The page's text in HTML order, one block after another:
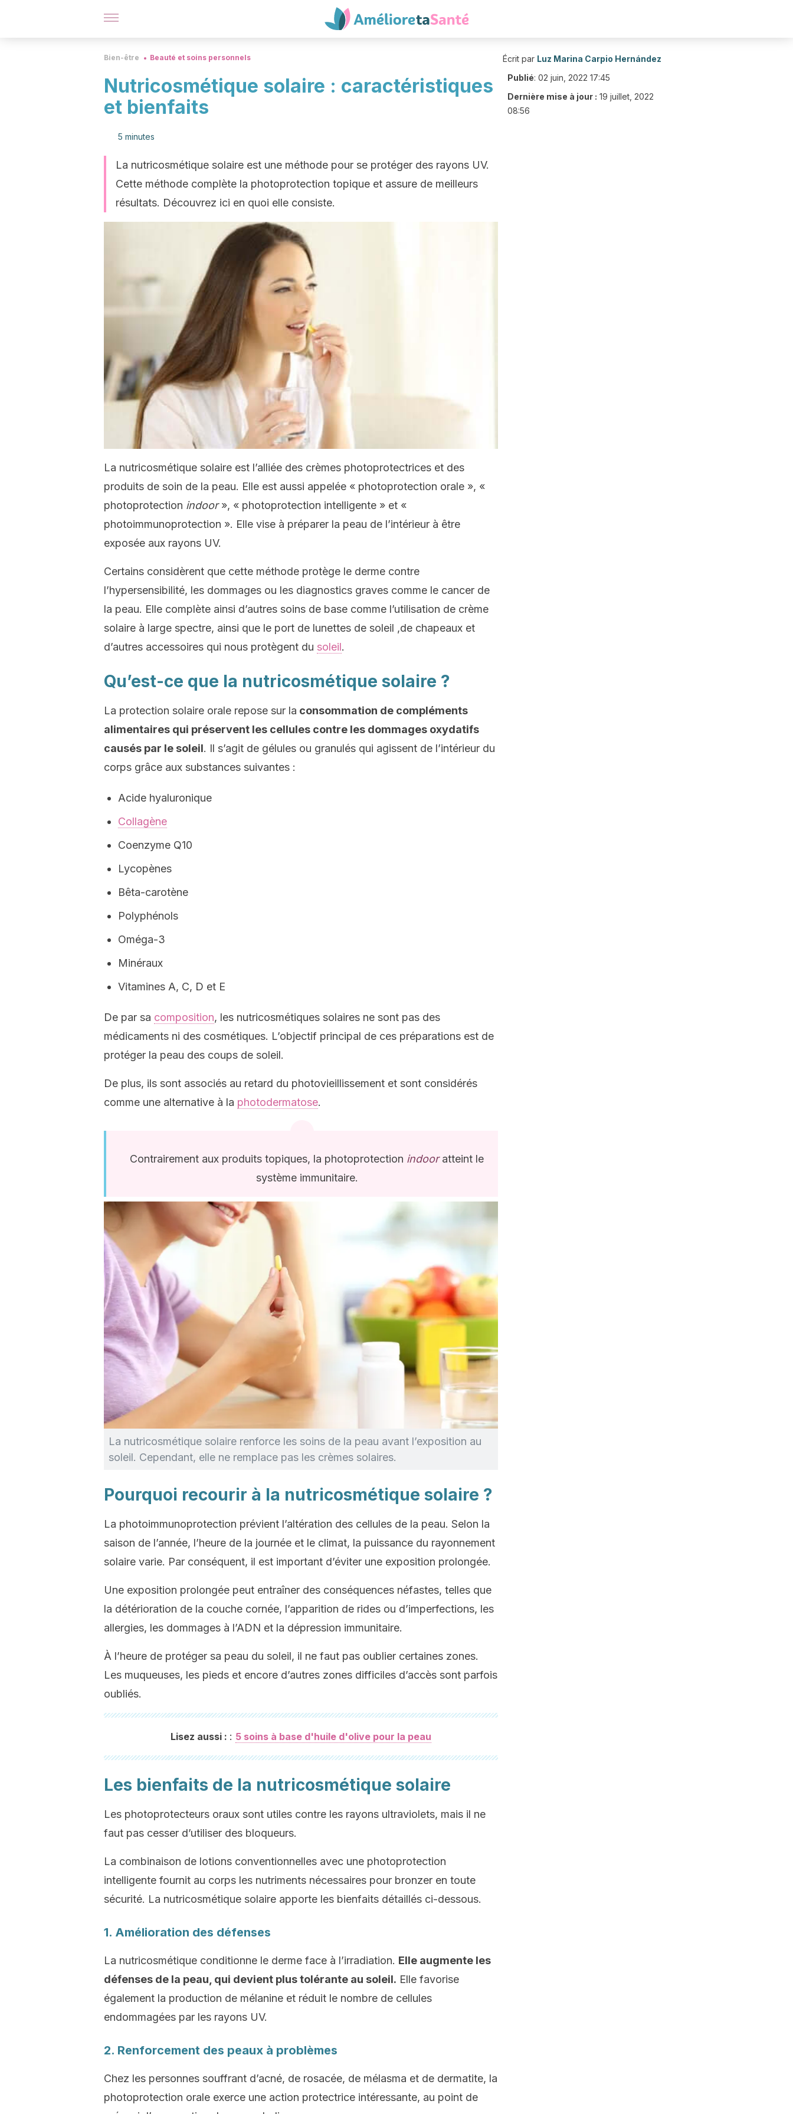
Bien-être Beauté et soins personnels
Nutricosmétique solaire : caractéristiques
et bienfaits
5 minutes
La nutricosmétique solaire est une méthode pour se protéger des rayons UV.
Cette méthode complète la photoprotection topique et assure de meilleurs
résultats. Découvrez ici en quoi elle consiste.
La nutricosmétique solaire est l’alliée des crèmes photoprotectrices et des
produits de soin de la peau. Elle est aussi appelée « photoprotection orale », «
photoprotection indoor», « photoprotection intelligente » et «
photoimmunoprotection ». Elle vise à préparer la peau de l’intérieur à être
exposée aux rayons UV.
Certains considèrent que cette méthode protège le derme contre
l’hypersensibilité, les dommages ou les diagnostics graves comme le cancer de
la peau. Elle complète ainsi d’autres soins de base comme l’utilisation de crème
solaire à large spectre, ainsi que le port de lunettes de soleil ,de chapeaux et
d’autres accessoires qui nous protègent du soleil.
Qu’est-ce que la nutricosmétique solaire ?
La protection solaire orale repose sur la consommation de compléments
alimentaires qui préservent les cellules contre les dommages oxydatifs
causés par le soleil. Il s’agit de gélules ou granulés qui agissent de l’intérieur du
corps grâce aux substances suivantes :
Acide hyaluronique
Collagène
Coenzyme Q10
Lycopènes
Bêta-carotène
Polyphénols
Oméga-3
Minéraux
Vitamines A, C, D et E
De par sa composition, les nutricosmétiques solaires ne sont pas des
médicaments ni des cosmétiques. L’objectif principal de ces préparations est de
protéger la peau des coups de soleil.
De plus, ils sont associés au retard du photovieillissement et sont considérés
comme une alternative à la photodermatose.
Contrairement aux produits topiques, la photoprotection indooratteint le
système immunitaire.
La nutricosmétique solaire renforce les soins de la peau avant l’exposition au
soleil. Cependant, elle ne remplace pas les crèmes solaires.
Pourquoi recourir à la nutricosmétique solaire ?
La photoimmunoprotection prévient l’altération des cellules de la peau. Selon la
saison de l’année, l’heure de la journée et le climat, la puissance du rayonnement
solaire varie. Par conséquent, il est important d’éviter une exposition prolongée.
Une exposition prolongée peut entraîner des conséquences néfastes, telles que
la détérioration de la couche cornée, l’apparition de rides ou d’imperfections, les
allergies, les dommages à l’ADN et la dépression immunitaire.
À l’heure de protéger sa peau du soleil, il ne faut pas oublier certaines zones.
Les muqueuses, les pieds et encore d’autres zones difficiles d’accès sont parfois
oubliés.
Lisez aussi : : 5 soins à base d'huile d'olive pour la peau
Les bienfaits de la nutricosmétique solaire
Les photoprotecteurs oraux sont utiles contre les rayons ultraviolets, mais il ne
faut pas cesser d’utiliser des bloqueurs.
La combinaison de lotions conventionnelles avec une photoprotection
intelligente fournit au corps les nutriments nécessaires pour bronzer en toute
sécurité. La nutricosmétique solaire apporte les bienfaits détaillés ci-dessous.
1. Amélioration des défenses
La nutricosmétique conditionne le derme face à l’irradiation. Elle augmente les
défenses de la peau, qui devient plus tolérante au soleil. Elle favorise
également la production de mélanine et réduit le nombre de cellules
endommagées par les rayons UV.
2. Renforcement des peaux à problèmes
Chez les personnes souffrant d’acné, de rosacée, de mélasma et de dermatite, la
photoprotection orale exerce une action protectrice intéressante, au point de
Écrit par Luz Marina Carpio Hernández
Publié: 02 juin, 2022 17:45
Dernière mise à jour : 19 juillet, 2022
08:56